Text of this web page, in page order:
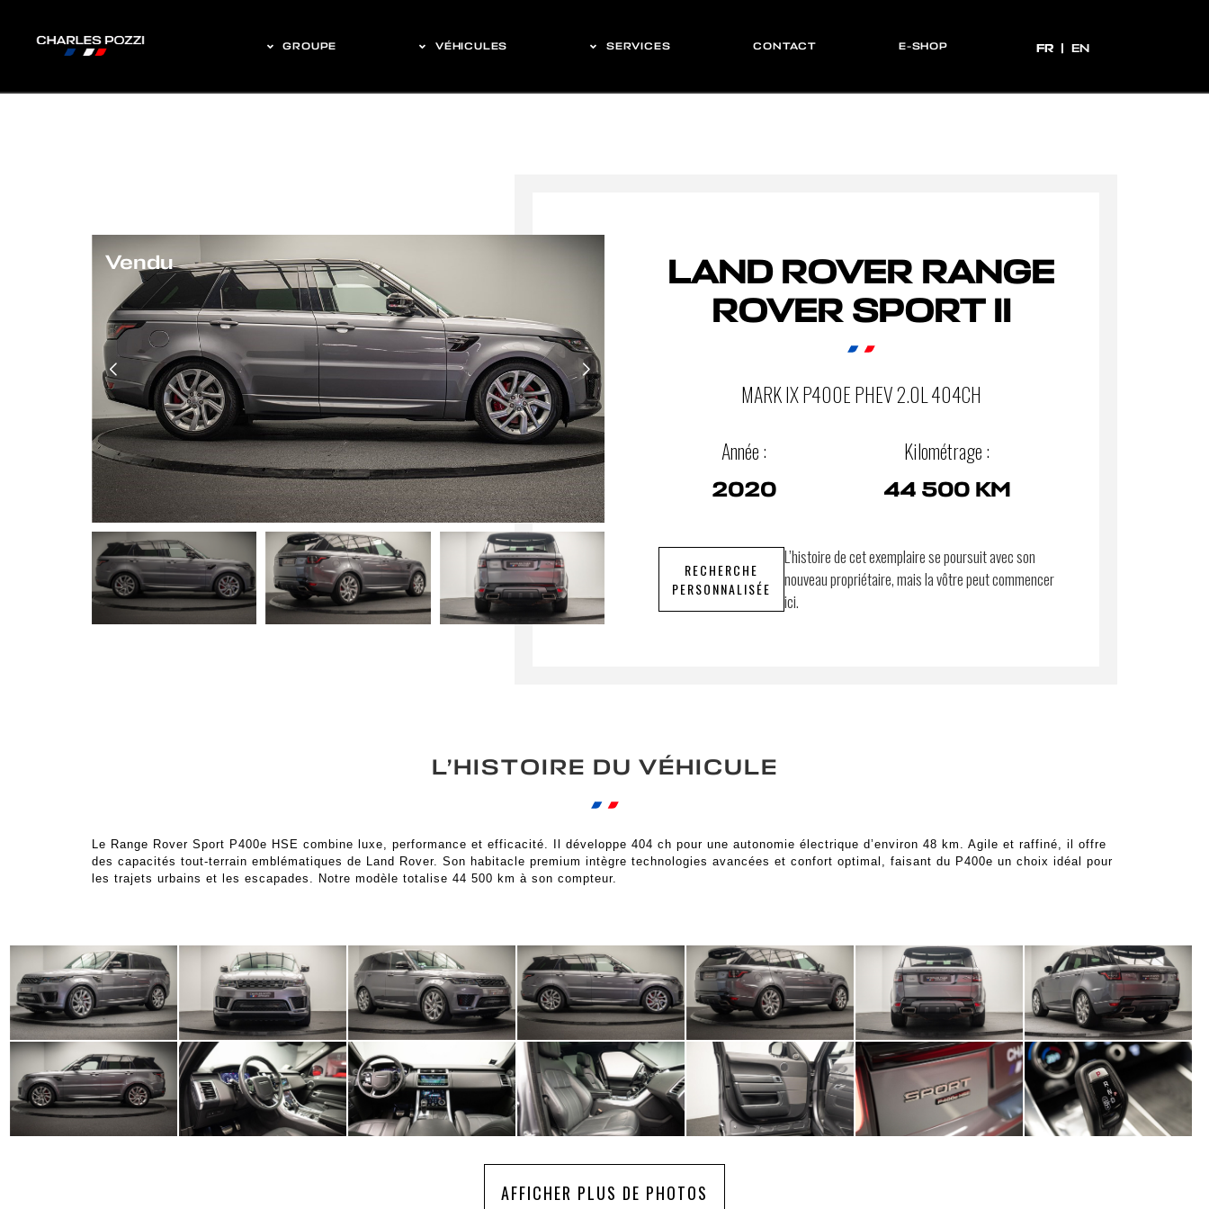
GROUPE VÉHICULES SERVICES CONTACT E-SHOP FR
FR EN
Vendu
LAND ROVER RANGE
ROVER SPORT II
MARK IX P400E PHEV 2.0L 404CH
Année :
2020
Kilométrage :
44 500 KM
RECHERCHE
PERSONNALISÉE
L’histoire de cet exemplaire se poursuit avec son
nouveau propriétaire, mais la vôtre peut commencer
ici.
L’HISTOIRE DU VÉHICULE
Le Range Rover Sport P400e HSE combine luxe, performance et efficacité. Il développe 404 ch pour une autonomie électrique d’environ 48 km. Agile et raffiné, il offre
des capacités tout-terrain emblématiques de Land Rover. Son habitacle premium intègre technologies avancées et confort optimal, faisant du P400e un choix idéal pour
les trajets urbains et les escapades. Notre modèle totalise 44 500 km à son compteur.
AFFICHER PLUS DE PHOTOS